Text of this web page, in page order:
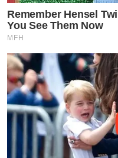
Remember Hensel
You See Them Now
MFH